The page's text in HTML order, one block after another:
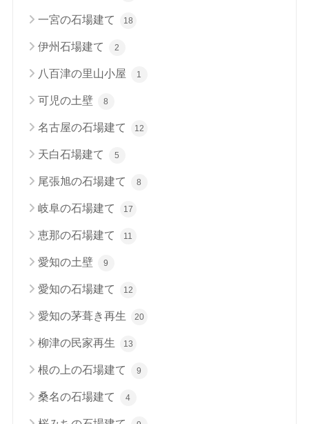
一宮の石場建て 18
伊州石場建て 2
八百津の里山小屋 1
可児の土壁 8
名古屋の石場建て 12
天白石場建て 5
尾張旭の石場建て 8
岐阜の石場建て 17
恵那の石場建て 11
愛知の土壁 9
愛知の石場建て 12
愛知の茅葺き再生 20
柳津の民家再生 13
根の上の石場建て 9
桑名の石場建て 4